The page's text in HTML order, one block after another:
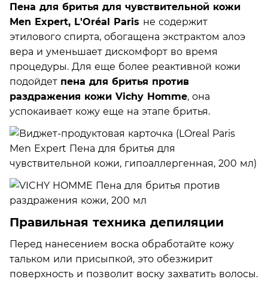
Пена для бритья для чувствительной кожи
Men Expert, L'Oréal Paris не содержит
этилового спирта, обогащена экстрактом алоэ
вера и уменьшает дискомфорт во время
процедуры. Для еще более реактивной кожи
подойдет пена для бритья против
раздражения кожи Vichy Homme, она
успокаивает кожу еще на этапе бритья.
Правильная техника депиляции
Перед нанесением воска обработайте кожу
тальком или присыпкой, это обезжирит
поверхность и позволит воску захватить волосы.